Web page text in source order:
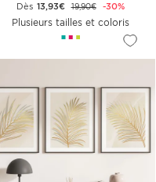
Dès 13,93€ 19,90€ -30%
Plusieurs tailles et coloris